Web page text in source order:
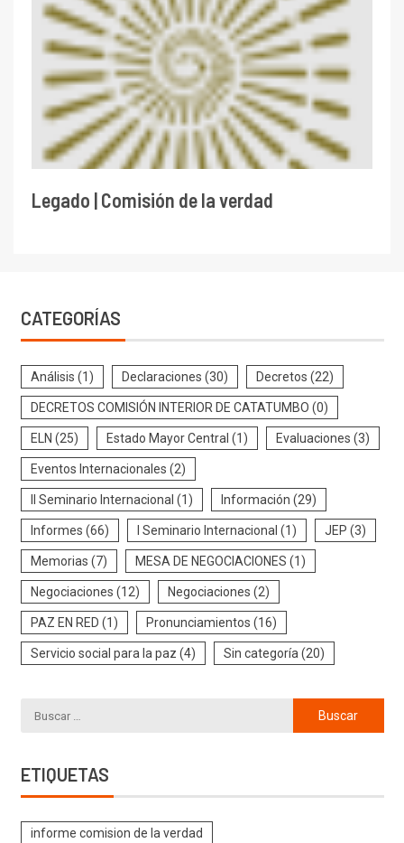
Legado | Comisión de la verdad
CATEGORÍAS
Análisis (1) Declaraciones (30) Decretos (22)
DECRETOS COMISIÓN INTERIOR DE CATATUMBO (0)
ELN (25) Estado Mayor Central (1) Evaluaciones (3)
Eventos Internacionales (2)
II Seminario Internacional (1) Información (29)
Informes (66) I Seminario Internacional (1) JEP (3)
Memorias (7) MESA DE NEGOCIACIONES (1)
Negociaciones (12) Negociaciones (2)
PAZ EN RED (1) Pronunciamientos (16)
Servicio social para la paz (4) Sin categoría(20)
ETIQUETAS
informe comision de la verdad